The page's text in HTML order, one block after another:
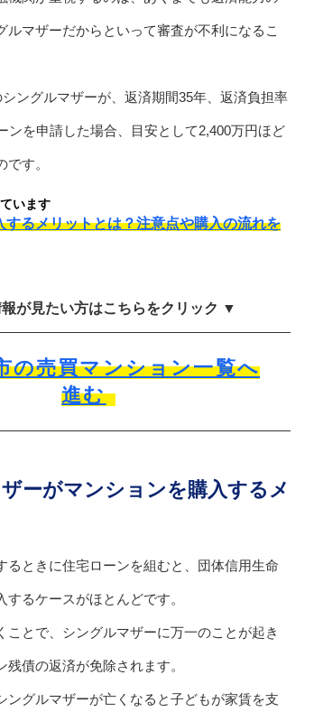
ルマザーだからといって審査が不利になるこ
ングルマザーが、返済期間35年、返済負担率
ンを申請した場合、目安として2,400万円ほど
す。
います
するメリットとは？注意点や購入の流れを
が見たい方はこちらをクリック ▼
の売買マンション一覧へ
進む
ーがマンションを購入するメ
るときに住宅ローンを組むと、団体信用生命
るケースがほとんどです。
ことで、シングルマザーに万一のことが起き
残債の返済が免除されます。
ングルマザーが亡くなると子どもが家賃を支